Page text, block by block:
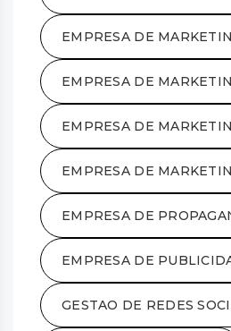
EMPRESA DE
EMPRESA DE
EMPRESA DE
EMPRESA DE
EMPRESA DE
EMPRESA DE
GESTAO DE REDES